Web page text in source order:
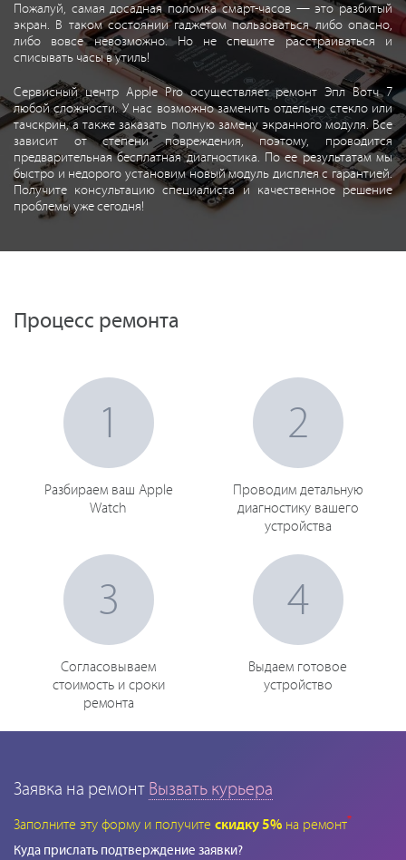
Пожалуй, самая досадная поломка смарт-часов — это разбитый
экран. В таком состоянии гаджетом пользоваться либо опасно,
либо вовсе невозможно. Но не спешите расстраиваться и
списывать часы в утиль!
Сервисный центр Apple Pro осуществляет ремонт Эпл Вотч 7
любой сложности. У нас возможно заменить отдельно стекло или
тачскрин, а также заказать полную замену экранного модуля. Все
зависит от степени повреждения, поэтому, проводится
предварительная бесплатная диагностика. По ее результатам мы
быстро и недорого установим новый модуль дисплея с гарантией.
Получите консультацию специалиста и качественное решение
проблемы уже сегодня!
Процесс ремонта
1
Разбираем ваш Apple
Watch
2
Проводим детальную
диагностику вашего
устройства
3
Согласовываем
стоимость и сроки
ремонта
4
Выдаем готовое
устройство
Заявка на ремонт Вызвать курьера
Заполните эту форму и получите скидку 5% на ремонт*
Куда прислать подтверждение заявки?